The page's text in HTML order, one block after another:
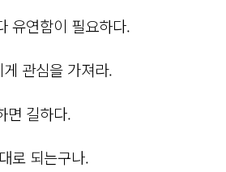
유연함이 필요하다.
관심을 가져라.
면 길하다.
로 되는구나.